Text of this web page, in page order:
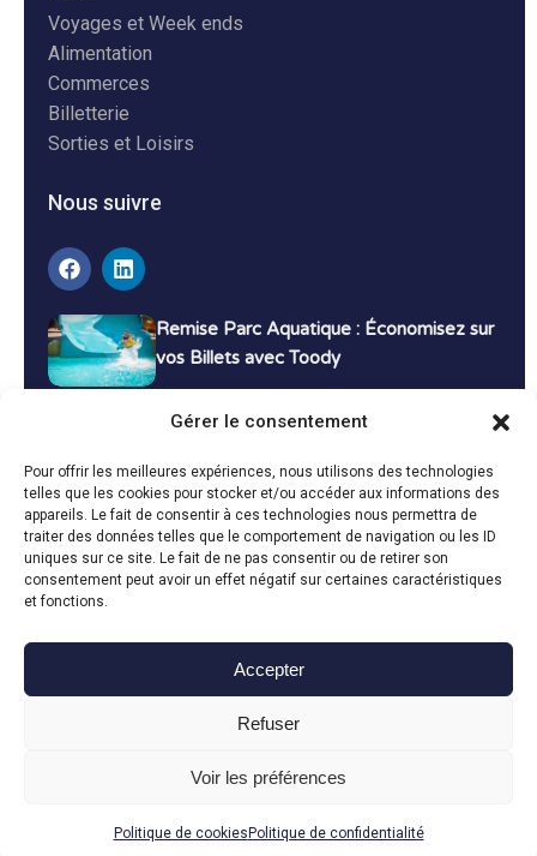
Gérer le consentement
Pour offrir les meilleures expériences, nous utilisons des technologies
telles que les cookies pour stocker et/ou accéder aux informations des
appareils. Le fait de consentir à ces technologies nous permettra de
traiter des données telles que le comportement de navigation ou les ID
uniques sur ce site. Le fait de ne pas consentir ou de retirer son
consentement peut avoir un effet négatif sur certaines caractéristiques
et fonctions.
Accepter
Refuser
Voir les préférences
Politique de cookies Politique de confidentialité
Voyages et Week ends
Alimentation
Commerces
Billetterie
Sorties et Loisirs
Nous suivre
Remise Parc Aquatique : Économisez sur
vos Billets avec Toody
Bons Plans Voyage : Économisez sur vos
Vacances avec Toody
13 décembre 2024 Bon plans
Toody © 2024
Mentions légales
Politique de cookies
Fait avec le en Vendée par